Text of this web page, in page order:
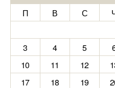
П
В С
3
4 5
10
11 12
17
18 19